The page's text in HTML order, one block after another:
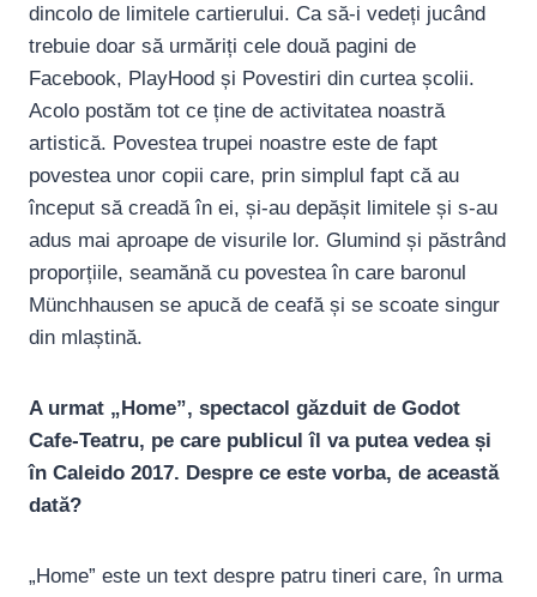
dincolo de limitele cartierului. Ca să-i vedeți jucând
trebuie doar să urmăriți cele două pagini de
Facebook, PlayHood și Povestiri din curtea școlii.
Acolo postăm tot ce ține de activitatea noastră
artistică. Povestea trupei noastre este de fapt
povestea unor copii care, prin simplul fapt că au
început să creadă în ei, și-au depășit limitele și s-au
adus mai aproape de visurile lor. Glumind și păstrând
proporțiile, seamănă cu povestea în care baronul
Münchhausen se apucă de ceafă și se scoate singur
din mlaștină.
A urmat „Home”, spectacol găzduit de Godot
Cafe-Teatru, pe care publicul îl va putea vedea și
în Caleido 2017. Despre ce este vorba, de această
dată?
„Home” este un text despre patru tineri care, în urma